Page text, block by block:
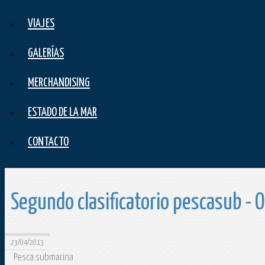
VIAJES
GALERÍAS
MERCHANDISING
ESTADO DE LA MAR
CONTACTO
Segundo clasificatorio pescasub -
23/04/2013
Pesca submarina